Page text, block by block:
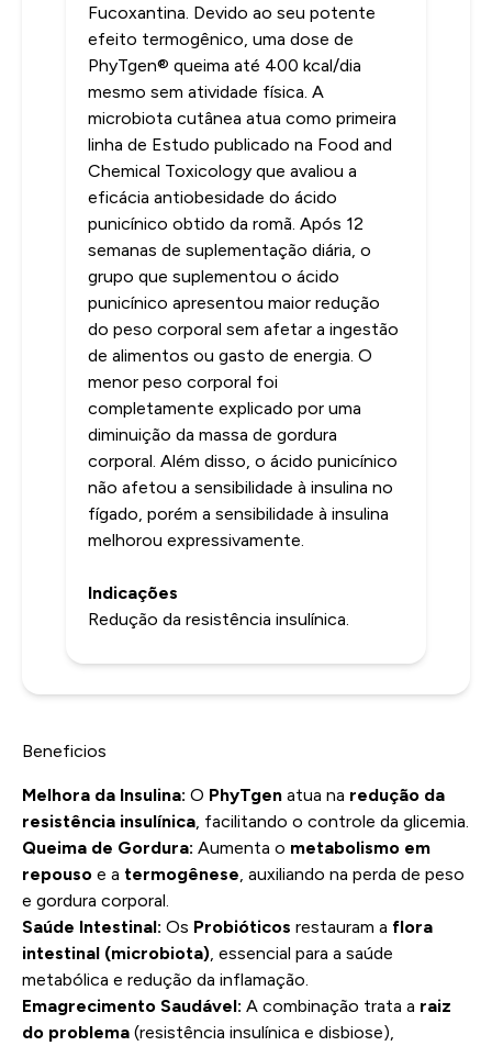
Fucoxantina. Devido ao seu potente
efeito termogênico, uma dose de
PhyTgen® queima até 400 kcal/dia
mesmo sem atividade física. A
microbiota cutânea atua como primeira
linha de Estudo publicado na Food and
Chemical Toxicology que avaliou a
eficácia antiobesidade do ácido
punicínico obtido da romã. Após 12
semanas de suplementação diária, o
grupo que suplementou o ácido
punicínico apresentou maior redução
do peso corporal sem afetar a ingestão
de alimentos ou gasto de energia. O
menor peso corporal foi
completamente explicado por uma
diminuição da massa de gordura
corporal. Além disso, o ácido punicínico
não afetou a sensibilidade à insulina no
fígado, porém a sensibilidade à insulina
melhorou expressivamente.
Indicações
Redução da resistência insulínica.
Beneficios
Melhora da Insulina: O PhyTgen atua na redução da
resistência insulínica, facilitando o controle da glicemia.
Queima de Gordura: Aumenta o metabolismo em
repouso e a termogênese, auxiliando na perda de peso
e gordura corporal.
Saúde Intestinal: Os Probióticos restauram a flora
intestinal (microbiota), essencial para a saúde
metabólica e redução da inflamação.
Emagrecimento Saudável: A combinação trata a raiz
do problema (resistência insulínica e disbiose),